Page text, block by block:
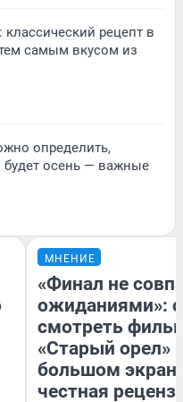
рецепт в
самым вкусом из
определить,
осень — важные
МНЕНИЕ
«Финал не
ожиданиями»:
смотреть
«Старый орел»
большом
честная